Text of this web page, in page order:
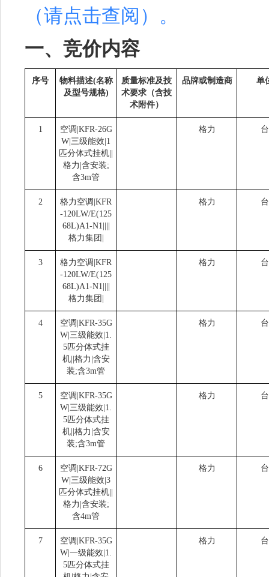
（请点击查阅）。
一、竞价内容
序号
物料描述(名称
及型号规格)
质量标准及技
术要求（含技
术附件）
品牌或制造商 单
1
空调|KFR-26G
W|三级能效|1
匹分体式挂机||
格力|含安装;
含3m管
格力 台
2
格力空调|KFR
-120LW/E(125
68L)A1-N1||||
格力集团|
格力 台
3
格力空调|KFR
-120LW/E(125
68L)A1-N1||||
格力集团|
格力 台
4
空调|KFR-35G
W|三级能效|1.
5匹分体式挂
机||格力|含安
装;含3m管
格力 台
5
空调|KFR-35G
W|三级能效|1.
5匹分体式挂
机||格力|含安
装;含3m管
格力 台
6
空调|KFR-72G
W|三级能效|3
匹分体式挂机||
格力|含安装;
含4m管
格力 台
7
空调|KFR-35G
W|一级能效|1.
5匹分体式挂
格力 台